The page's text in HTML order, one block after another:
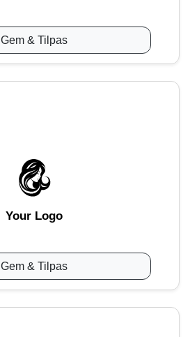
Gem & Tilpas
Your Logo
Gem & Tilpas